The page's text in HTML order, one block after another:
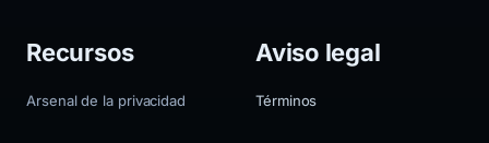
Recursos
Arsenal de la privacidad
Aviso legal
Términos